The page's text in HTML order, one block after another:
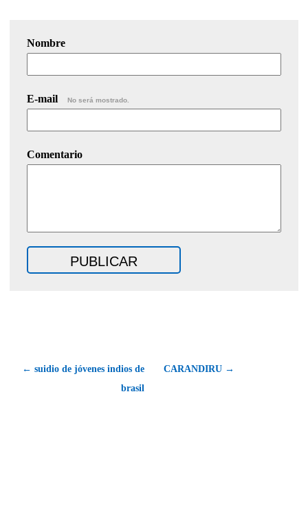
Nombre
E-mail No será mostrado.
Comentario
← suidio de jóvenes indios de
brasil
CARANDIRU →